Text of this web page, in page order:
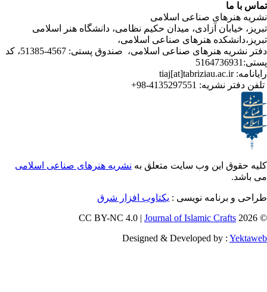
صناعی اسلامی
آزادی، میدان حکیم نظامی، دانشگاه هنر اسلامی
هنرهای صناعی اسلامی،
دفتر نشریه هنرهای صناعی اسلامی، صندوق پستی: 4567-51385، کد
نشریه:4135297551-98+
این وب سایت متعلق بهنشریه هنرهای صناعی اسلامی
نویسی : یکتاوب افزار شرق
Journal of Islamic
Designed & Developed by :